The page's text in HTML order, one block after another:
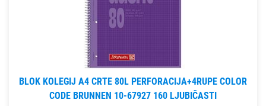
BLOK KOLEGIJ A4 CRTE 80L PERFORACIJA+4RUPE COLOR
CODE BRUNNEN 10-67927 160 LJUBIČASTI